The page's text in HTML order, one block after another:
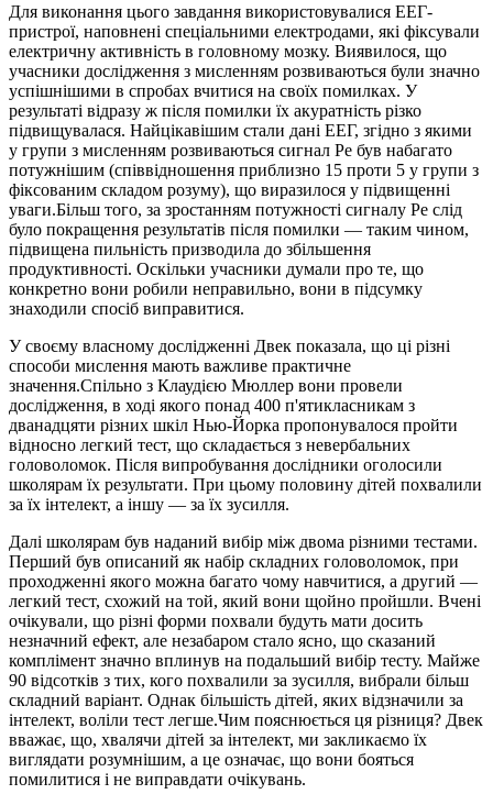
Для виконання цього завдання використовувалися ЕЕГ-
пристрої, наповнені спеціальними електродами, які фіксували
електричну активність в головному мозку. Виявилося, що
учасники дослідження з мисленням розвиваються були значно
успішнішими в спробах вчитися на своїх помилках. У
результаті відразу ж після помилки їх акуратність різко
підвищувалася. Найцікавішим стали дані ЕЕГ, згідно з якими
у групи з мисленням розвиваються сигнал Pe був набагато
потужнішим (співвідношення приблизно 15 проти 5 у групи з
фіксованим складом розуму), що виразилося у підвищенні
уваги.Більш того, за зростанням потужності сигналу Pe слід
було покращення результатів після помилки — таким чином,
підвищена пильність призводила до збільшення
продуктивності. Оскільки учасники думали про те, що
конкретно вони робили неправильно, вони в підсумку
знаходили спосіб виправитися.
У своєму власному дослідженні Двек показала, що ці різні
способи мислення мають важливе практичне
значення.Спільно з Клаудією Мюллер вони провели
дослідження, в ході якого понад 400 п'ятикласникам з
дванадцяти різних шкіл Нью-Йорка пропонувалося пройти
відносно легкий тест, що складається з невербальних
головоломок. Після випробування дослідники оголосили
школярам їх результати. При цьому половину дітей похвалили
за їх інтелект, а іншу — за їх зусилля.
Далі школярам був наданий вибір між двома різними тестами.
Перший був описаний як набір складних головоломок, при
проходженні якого можна багато чому навчитися, а другий —
легкий тест, схожий на той, який вони щойно пройшли. Вчені
очікували, що різні форми похвали будуть мати досить
незначний ефект, але незабаром стало ясно, що сказаний
комплімент значно вплинув на подальший вибір тесту. Майже
90 відсотків з тих, кого похвалили за зусилля, вибрали більш
складний варіант. Однак більшість дітей, яких відзначили за
інтелект, воліли тест легше.Чим пояснюється ця різниця? Двек
вважає, що, хвалячи дітей за інтелект, ми закликаємо їх
виглядати розумнішим, а це означає, що вони бояться
помилитися і не виправдати очікувань.